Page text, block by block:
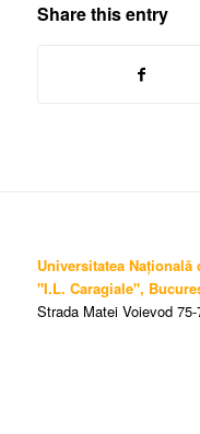
Share this entry
Universitatea Națională
"I.L. Caragiale",
Strada Matei Voievod